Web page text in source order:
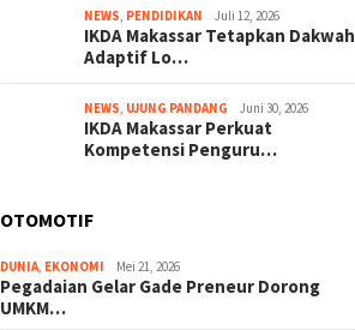
NEWS, PENDIDIKAN Juli 12, 2026
IKDA Makassar Tetapkan Dakwah
Adaptif Lo…
NEWS, UJUNG PANDANG Juni 30, 2026
IKDA Makassar Perkuat
Kompetensi Penguru…
OTOMOTIF
DUNIA, EKONOMI Mei 21, 2026
Pegadaian Gelar Gade Preneur Dorong
UMKM…